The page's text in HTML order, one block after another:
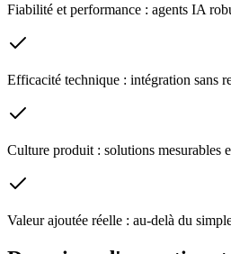
Fiabilité et performance : agents IA
Efficacité technique : intégration sans
Culture produit : solutions mesurables
Valeur ajoutée réelle : au-delà du